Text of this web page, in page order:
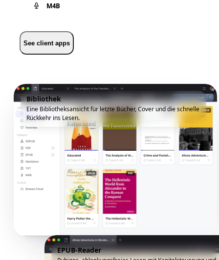
M4B
See client apps
Bibliothek
Eine Bibliotheksansicht für letzte Bücher, Cover und die schnelle
Rückkehr ins Lesen.
EPUB-Reader